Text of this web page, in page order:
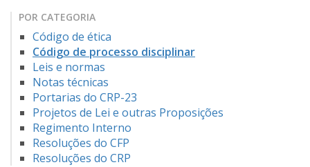
POR CATEGORIA
Código de ética
Código de processo disciplinar
Leis e normas
Notas técnicas
Portarias do CRP-23
Projetos de Lei e outras Proposições
Regimento Interno
Resoluções do CFP
Resoluções do CRP